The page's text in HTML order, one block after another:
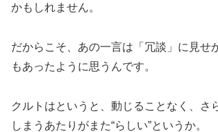
かもしれません。
だからこそ、あの一言は「冗談」に見せ
もあったように思うんです。
クルトはというと、動じることなく、さ
しまうあたりがまた“らしい”というか。